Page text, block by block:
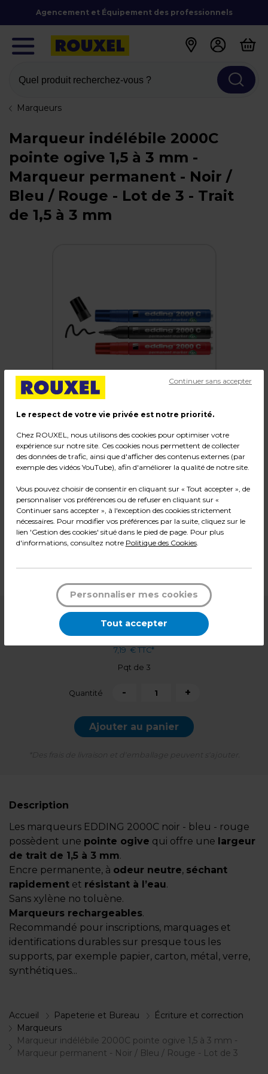
Agencement et Équipement des professionnels
Quel produit recherchez-vous ?
Marqueurs
Marqueur indélébile 2000C
pointe ogive 1,5 à 3 mm -
Marqueur permanent - Noir /
Bleu / Rouge - Lot de 3 - Trait
de 1,5 à 3 mm
Marqueur indélébile 2000C pointe ogive 1,5 à 3
Rouge - Lot de 3
Code :107451
Couleur : Noir / Bleu / Rouge
Matière : Corps alu
Poids : 0,05 kg
5,99€ HT
7,19 € TTC*
Pqt de 3
Quantité - +
Ajouter au panier
Description
Les marqueurs EDDING 2000C noir - bleu - rouge
possèdent une pointe ogive qui offre une largeur
de trait de 1,5 à 3 mm.
Encre permanente, à odeur neutre, séchant
rapidement et résistant à l’eau.
Sans xylène no toluène.
Marqueurs rechargeables.
Recommandé pour inscriptions, marquages et
identifications durables sur presque tous les
supports, par exemple papier, carton, métal, verre,
synthétiques...
Accueil Papeterie et Bureau
Écriture et correction
Marqueurs
Marqueur indélébile 2000C pointe ogive 1,5 à 3 mm -
Marqueur permanent - Noir / Bleu / Rouge - Lot de 3
Le respect de votre vie privée est notre priorité.
Chez ROUXEL, nous utilisons des cookies pour optimiser votre
expérience sur notre site. Ces cookies nous permettent de collecter
des données de trafic, ainsi que d'afficher des contenus externes (par
exemple des vidéos YouTube), afin d'améliorer la qualité de notre site.
Vous pouvez choisir de consentir en cliquant sur « Tout accepter », de
personnaliser vos préférences ou de refuser en cliquant sur «
Continuer sans accepter », à l'exception des cookies strictement
nécessaires. Pour modifier vos préférences par la suite, cliquez sur le
lien 'Gestion des cookies' situé dans le pied de page. Pour plus
d'informations, consultez notre Politique des Cookies.
Continuer sans accepter
Personnaliser mes cookies
Tout accepter